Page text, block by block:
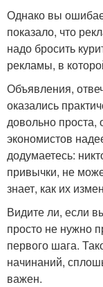
Однако вы
показало, что
надо бросить
рекламы, в
Объявления,
оказались
довольно
экономистов
додумаетесь:
привычки, не
знает, как их
Видите ли, если
просто не нужно
первого шага.
начинаний,
важен.